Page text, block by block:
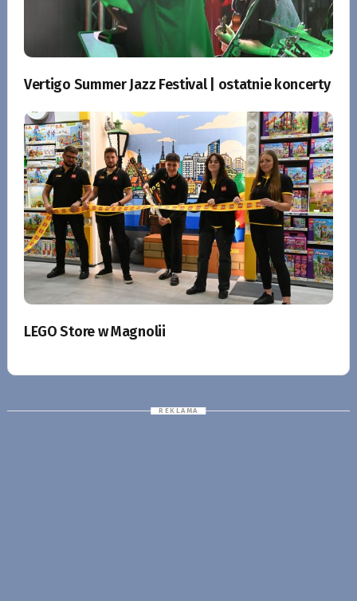
Vertigo Summer Jazz Festival | ostatnie koncerty
LEGO Store w Magnolii